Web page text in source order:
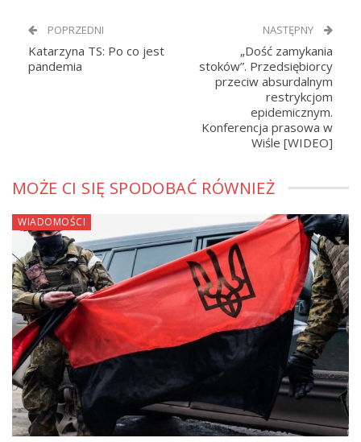
POPRZEDNI
Katarzyna TS: Po co jest
pandemia
NASTĘPNY
„Dość zamykania
stoków”. Przedsiębiorcy
przeciw absurdalnym
restrykcjom
epidemicznym.
Konferencja prasowa w
Wiśle [WIDEO]
MOŻE CI SIĘ SPODOBAĆ RÓWNIEŻ
WIADOMOŚCI